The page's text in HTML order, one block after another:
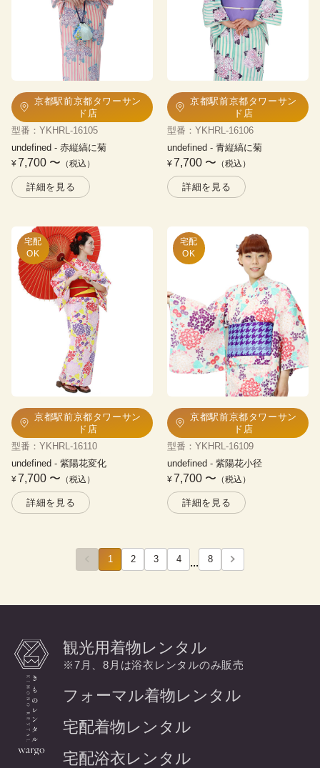
京都駅前京都タワーサン
ド店
型番 ： YKHRL-16105
undefined - 赤縦縞に菊
¥7,700 〜 （税込）
詳細を見る
京都駅前京都タワーサン
ド店
型番 ： YKHRL-16106
undefined - 青縦縞に菊
¥7,700 〜 （税込）
詳細を見る
宅配
OK
京都駅前京都タワーサン
ド店
型番 ： YKHRL-16110
undefined - 紫陽花変化
¥7,700 〜 （税込）
詳細を見る
宅配
OK
京都駅前京都タワーサン
ド店
型番 ： YKHRL-16109
undefined - 紫陽花小径
¥7,700 〜 （税込）
詳細を見る
1 2 3 4 ... 8
観光用着物レンタル
※7月、8月は浴衣レンタルのみ販売
フォーマル着物レンタル
宅配着物レンタル
宅配浴衣レンタル